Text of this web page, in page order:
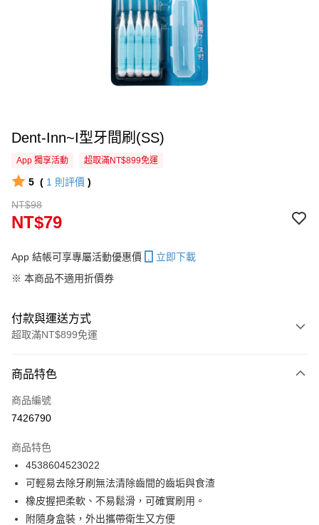
Dent-Inn~I型牙間刷(SS)
App 獨享活動 超取滿NT$899免運
5 ( 1 則評價 )
NT$98
NT$79
App 結帳可享專屬活動優惠價
立即下載
※ 本商品不適用折價券
付款與運送方式
超取滿NT$899免運
信用卡一次付款
超商取貨付款
Apple Pay
街口支付
悠遊付
商品特色
商品編號
7426790
商品特色
4538604523022
可輕易去除牙刷無法清除齒間的齒垢與食渣
橡皮握把柔軟、不易鬆滑，可確實刷用。
附隨身盒裝，外出攜帶衛生又方便